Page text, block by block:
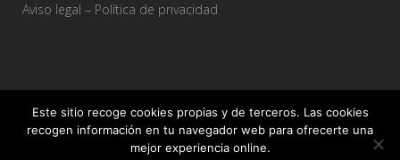
Aviso legal – Política de privacidad
Sitio web desarrollado por +QueGusto S.C.
Este sitio recoge cookies propias y de terceros. Las cookies
recogen información en tu navegador web para ofrecerte una
mejor experiencia online.